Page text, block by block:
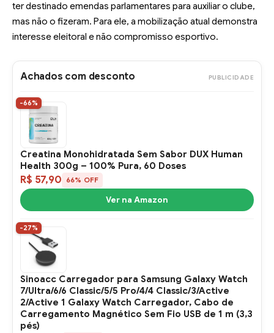
ter destinado emendas parlamentares para auxiliar o clube,
mas não o fizeram. Para ele, a mobilização atual demonstra
interesse eleitoral e não compromisso esportivo.
Achados com desconto PUBLICIDADE
-66%
Creatina Monohidratada Sem Sabor DUX Human
Health 300g – 100% Pura, 60 Doses
R$ 57,90 66% OFF
Ver na Amazon
-27%
Sinoacc Carregador para Samsung Galaxy Watch
7/Ultra/6/6 Classic/5/5 Pro/4/4 Classic/3/Active
2/Active 1 Galaxy Watch Carregador, Cabo de
Carregamento Magnético Sem Fio USB de 1 m (3,3
pés)